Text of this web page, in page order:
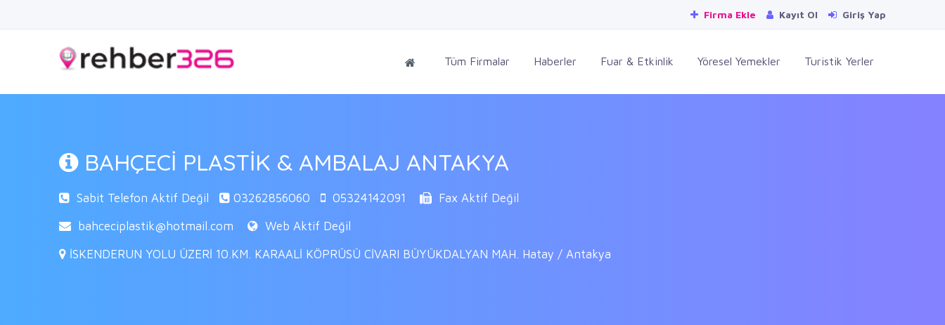
Firma Ekle Kayıt Ol Giriş Yap
Tüm Firmalar Haberler Fuar & Etkinlik Yöresel Yemekler Turistik Yerler
BAHÇECİ PLASTİK & AMBALAJ ANTAKYA
Sabit Telefon Aktif Değil 03262856060 05324142091
Fax Aktif Değil
bahceciplastik@hotmail.com
Web Aktif Değil
İSKENDERUN YOLU ÜZERİ 10.KM. KARAALİ KÖPRÜSÜ CİVARI BÜYÜKDALYAN MAH. Hatay / Antakya